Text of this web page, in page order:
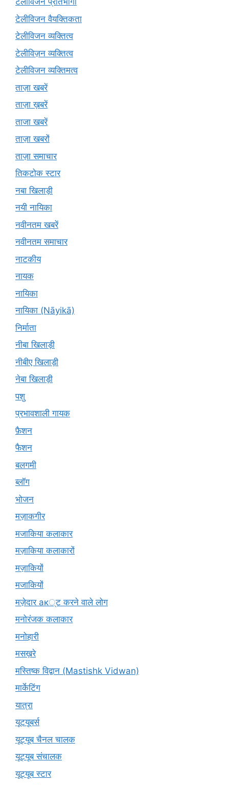
टेलीविजन वैयक्तिकता
टेलीविजन व्यक्तित्व
टेलीविज़न व्यक्तित्व
टेलीविजन व्यक्तिमत्व
ताज़ा खबरें
ताज़ा ख़बरें
ताजा खबरें
ताज़ा खबरों
ताज़ा समाचार
तिकटोक स्टार
नबा खिलाड़ी
नयी नायिका
नवीनतम खबरें
नवीनतम समाचार
नाटकीय
नायक
नायिका
नायिका (Nāyikā)
निर्माता
नीबा खिलाड़ी
नीबीए खिलाड़ी
नेबा खिलाड़ी
पशु
प्रभावशाली गायक
फ़ैशन
फैशन
बलगमी
ब्लॉग
भोजन
मज़ाकगीर
मजाकिया कलाकार
मज़ाकिया कलाकारों
मज़ाकियों
मजाकियों
मज़ेदार ак्ट करने वाले लोग
मनोरंजक कलाकार
मनोहारी
मसख़रे
मस्तिष्क विद्वान (Mastishk Vidwan)
मार्केटिंग
यात्रा
यूटयूबर्स
यूट्यूब चैनल चालक
यूट्यूब संचालक
यूट्यूब स्टार